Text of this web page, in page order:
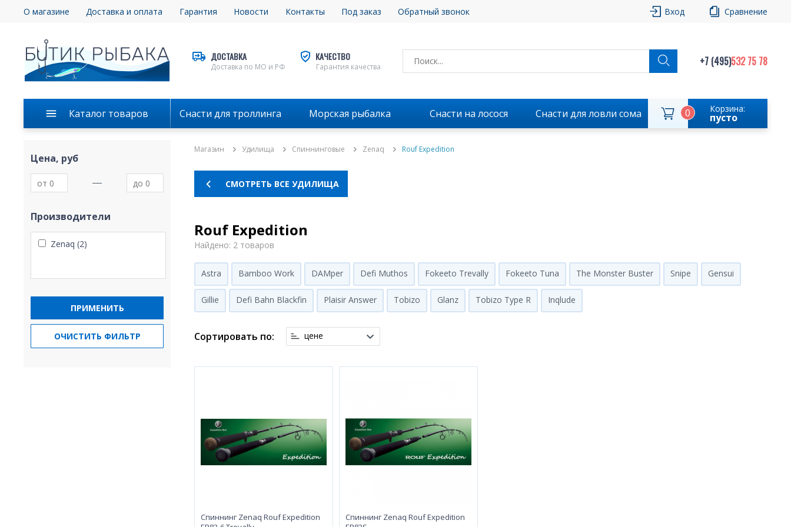
О магазине Доставка и оплата Гарантия Новости Контакты Под заказ Обратный звонок Вход Сравнение
ДОСТАВКА
Доставка по МО и РФ
КАЧЕСТВО
Гарантия качества +7 (495)532 75 78
Каталог товаров Снасти для троллинга Морская рыбалка Снасти на лосося Снасти для ловли сома Корзина:
пусто
0
Цена, руб
Производители
Zenaq (2)
ПРИМЕНИТЬ
ОЧИСТИТЬ ФИЛЬТР
Магазин Удилища Спиннинговые Zenaq Rouf Expedition
СМОТРЕТЬ ВСЕ УДИЛИЩА
Rouf Expedition
Найдено: 2 товаров
Astra Bamboo Work DAMper Defi Muthos Fokeeto Trevally Fokeeto Tuna The Monster Buster Snipe Gensui
Gillie Defi Bahn Blackfin Plaisir Answer Tobizo Glanz Tobizo Type R Inqlude
Сортировать по: цене
Спиннинг Zenaq Rouf Expedition
Спиннинг Zenaq Rouf Expedition